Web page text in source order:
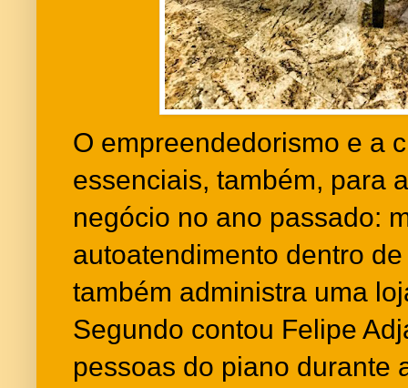
O empreendedorismo e a
essenciais, também, para
negócio no ano passado:
autoatendimento dentro
também administra uma
Segundo contou Felipe
pessoas do piano durante